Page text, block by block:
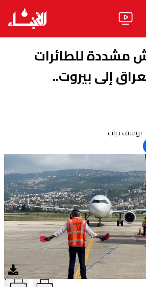
مشددة للطائرات
إلى بيروت..
يوسف دياب
القادمة من العراق إلى بيروت.. T